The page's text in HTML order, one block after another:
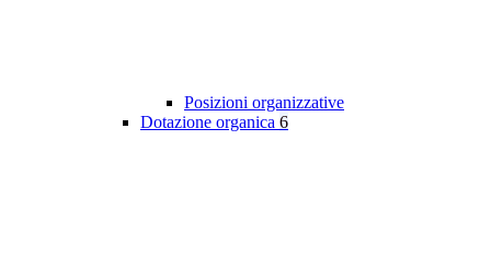
Posizioni organizzative
Dotazione organica 6